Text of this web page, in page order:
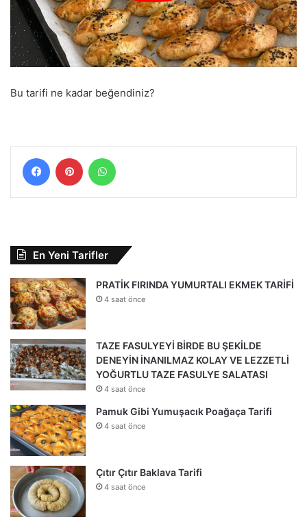
Bu tarifi ne kadar beğendiniz?
FacebookPinterest
En Yeni Tarifler
PRATİK FIRINDA YUMURTALI EKMEK TARİFİ
4 saat önce
TAZE FASULYEYİ BİRDE BU ŞEKİLDE
DENEYİN İNANILMAZ KOLAY VE LEZZETLİ
YOĞURTLU TAZE FASULYE SALATASI
4 saat önce
Pamuk Gibi Yumuşacık Poağaça Tarifi
4 saat önce
Çıtır Çıtır Baklava Tarifi
4 saat önce